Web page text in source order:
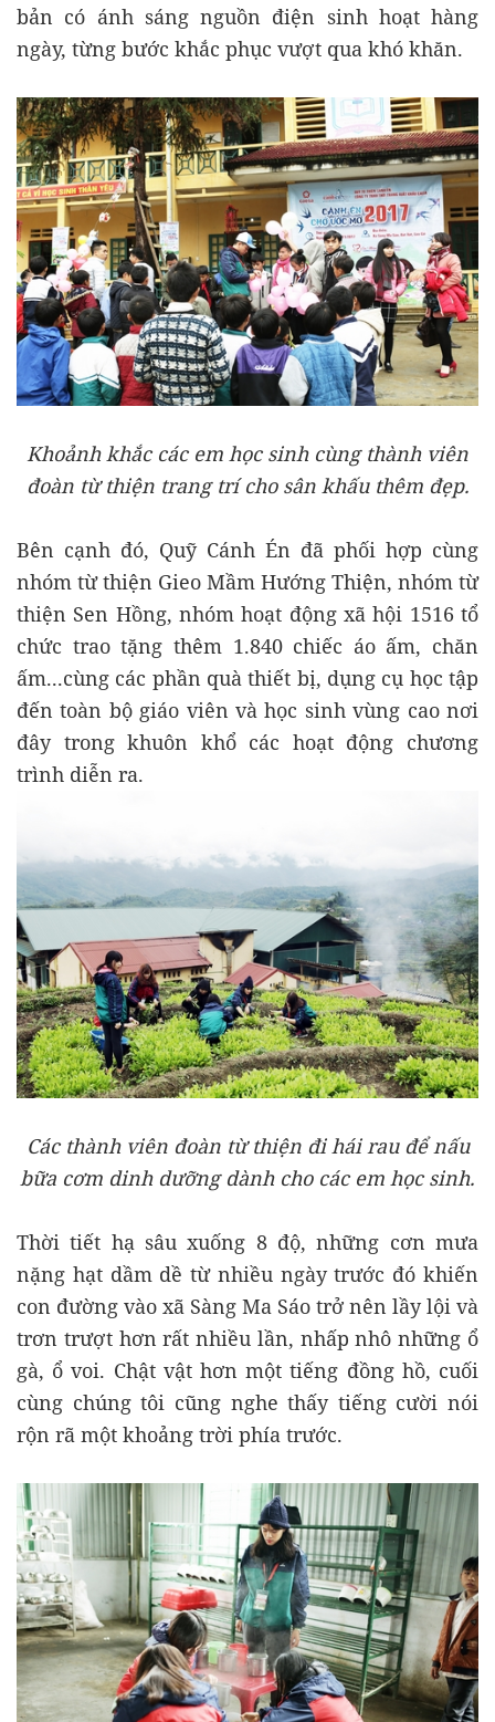
bản có ánh sáng nguồn điện sinh hoạt hàng
ngày, từng bước khắc phục vượt qua khó khăn.
Khoảnh khắc các em học sinh cùng thành viên
đoàn từ thiện trang trí cho sân khấu thêm đẹp.
Bên cạnh đó, Quỹ Cánh Én đã phối hợp cùng
nhóm từ thiện Gieo Mầm Hướng Thiện, nhóm từ
thiện Sen Hồng, nhóm hoạt động xã hội 1516 tổ
chức trao tặng thêm 1.840 chiếc áo ấm, chăn
ấm...cùng các phần quà thiết bị, dụng cụ học tập
đến toàn bộ giáo viên và học sinh vùng cao nơi
đây trong khuôn khổ các hoạt động chương
trình diễn ra.
Các thành viên đoàn từ thiện đi hái rau để nấu
bữa cơm dinh dưỡng dành cho các em học sinh.
Thời tiết hạ sâu xuống 8 độ, những cơn mưa
nặng hạt dầm dề từ nhiều ngày trước đó khiến
con đường vào xã Sàng Ma Sáo trở nên lầy lội và
trơn trượt hơn rất nhiều lần, nhấp nhô những ổ
gà, ổ voi. Chật vật hơn một tiếng đồng hồ, cuối
cùng chúng tôi cũng nghe thấy tiếng cười nói
rộn rã một khoảng trời phía trước.